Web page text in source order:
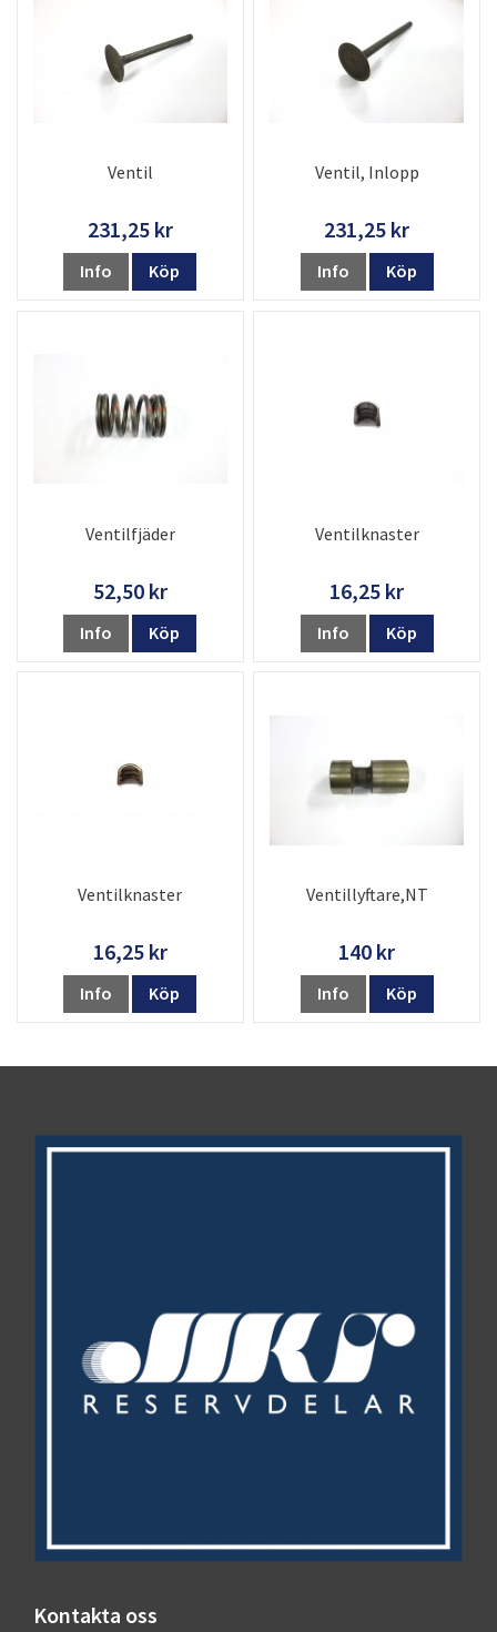
Ventil
231,25 kr
Info Köp
Ventil, Inlopp
231,25 kr
Info Köp
Ventilfjäder
52,50 kr
Info Köp
Ventilknaster
16,25 kr
Info Köp
Ventilknaster
16,25 kr
Info Köp
Ventillyftare,NT
140 kr
Info Köp
Kontakta oss